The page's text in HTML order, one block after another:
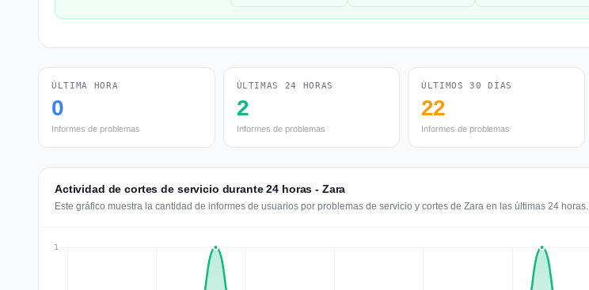
ÚLTIMA HORA
0
Informes de problemas
ÚLTIMAS 24 HORAS
2
Informes de problemas
ÚLTIMOS 30 DÍAS
22
Informes de problemas
Actividad de cortes de servicio durante 24 horas - Zara
Este gráfico muestra la cantidad de informes de usuarios por problemas de servicio y cortes de Zara en las últimas 24 horas.